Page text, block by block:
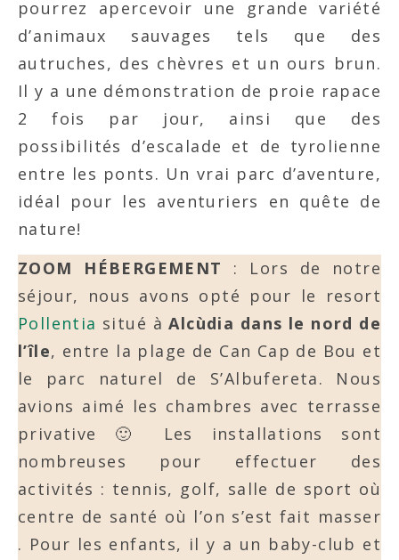
pourrez apercevoir une grande variété
d’animaux sauvages tels que des
autruches, des chèvres et un ours brun.
Il y a une démonstration de proie rapace
2 fois par jour, ainsi que des
possibilités d’escalade et de tyrolienne
entre les ponts. Un vrai parc d’aventure,
idéal pour les aventuriers en quête de
nature!
ZOOM HÉBERGEMENT
: Lors de notre
séjour, nous avons opté pour le resort
Pollentia situé àAlcùdia dans le nord de
l’île, entre la plage de Can Cap de Bou et
le parc naturel de S’Albufereta. Nous
avions aimé les chambres avec terrasse
privative 🙂 Les installations sont
nombreuses pour effectuer des
activités : tennis, golf, salle de sport où
centre de santé où l’on s’est fait masser
. Pour les enfants, il y a un baby-club et